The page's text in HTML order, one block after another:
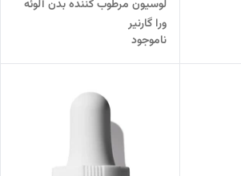
لوسیون مرطوب کننده بدن آلوئه
ورا گارنیر
ناموجود